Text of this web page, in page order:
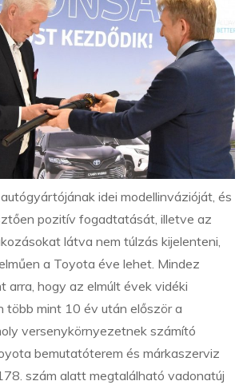
idei modellinvázióját, és
pozitív fogadtatását, illetve az
látva nem túlzás kijelenteni,
a Toyota éve lehet. Mindez
arra, hogy az elmúlt évek vidéki
több mint 10 év után először a
versenykörnyezetnek számító
bemutatóterem és márkaszerviz
szám alatt megtalálható vadonatúj